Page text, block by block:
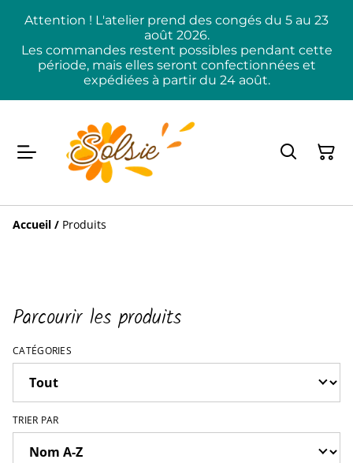
Attention ! L'atelier prend des congés du 5 au 23
août 2026.
Les commandes restent possibles pendant cette
période, mais elles seront confectionnées et
expédiées à partir du 24 août.
Accueil / Produits
Parcourir les produits
CATÉGORIES
TRIER PAR